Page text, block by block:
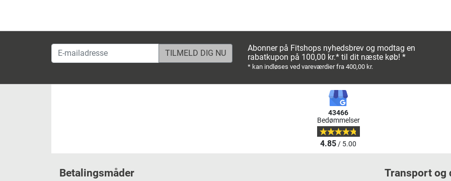
E-mailadresse
Abonner på Fitshops nyhedsbrev og modtag en
rabatkupon på 100,00 kr.* til dit næste køb! *
* kan indløses ved vareværdier fra 400,00 kr.
43466
Bedømmelser
4.85/ 5.00
Betalingsmåder Transport og